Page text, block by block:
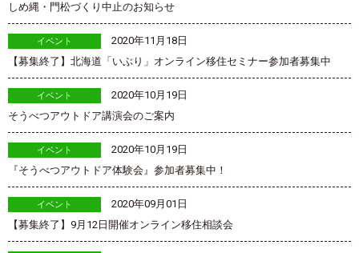
しめ縄・門松づくり中止のお知らせ
イベント
2020年11月18日
【募集終了】北海道「いぶり」オンライン移住セミナー参加者募集中
イベント
2020年10月19日
そうべつアウトドア講演会のご案内
イベント
2020年10月19日
『そうべつアウトドア体験会』参加者募集中！
イベント
2020年09月01日
【募集終了】9月12日開催オンライン移住相談会